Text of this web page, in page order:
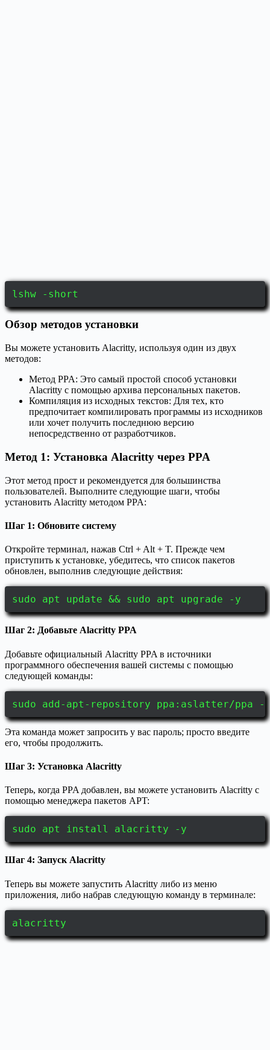
lshw -short
Обзор методов установки
Вы можете установить Alacritty, используя один из двух
методов:
Метод PPA: Это самый простой способ установки
Alacritty с помощью архива персональных пакетов.
Компиляция из исходных текстов: Для тех, кто
предпочитает компилировать программы из исходников
или хочет получить последнюю версию
непосредственно от разработчиков.
Метод 1: Установка Alacritty через PPA
Этот метод прост и рекомендуется для большинства
пользователей. Выполните следующие шаги, чтобы
установить Alacritty методом PPA:
Шаг 1: Обновите систему
Откройте терминал, нажав Ctrl + Alt + T. Прежде чем
приступить к установке, убедитесь, что список пакетов
обновлен, выполнив следующие действия:
sudo apt update && sudo apt upgrade -y
Шаг 2: Добавьте Alacritty PPA
Добавьте официальный Alacritty PPA в источники
программного обеспечения вашей системы с помощью
следующей команды:
sudo add-apt-repository ppa:aslatter/ppa -
Эта команда может запросить у вас пароль; просто введите
его, чтобы продолжить.
Шаг 3: Установка Alacritty
Теперь, когда PPA добавлен, вы можете установить Alacritty с
помощью менеджера пакетов APT:
sudo apt install alacritty -y
Шаг 4: Запуск Alacritty
Теперь вы можете запустить Alacritty либо из меню
приложения, либо набрав следующую команду в терминале:
alacritty